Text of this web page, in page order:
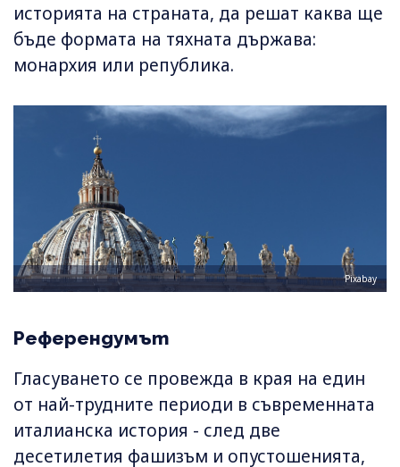
историята на страната, да решат каква ще
бъде формата на тяхната държава:
монархия или република.
Pixabay
Референдумът
Гласуването се провежда в края на един
от най-трудните периоди в съвременната
италианска история - след две
десетилетия фашизъм и опустошенията,